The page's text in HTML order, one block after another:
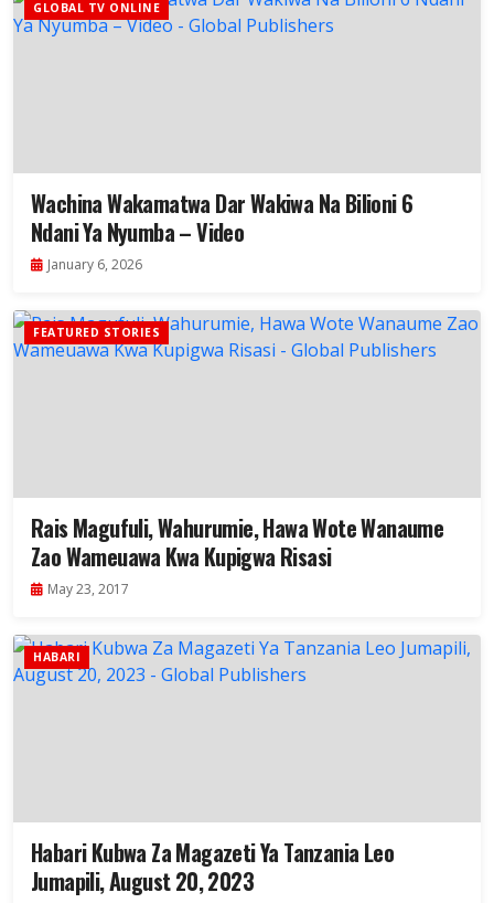
GLOBAL TV ONLINE
Wachina Wakamatwa Dar Wakiwa Na Bilioni 6
Ndani Ya Nyumba – Video
January 6, 2026
FEATURED STORIES
Rais Magufuli, Wahurumie, Hawa Wote Wanaume
Zao Wameuawa Kwa Kupigwa Risasi
May 23, 2017
HABARI
Habari Kubwa Za Magazeti Ya Tanzania Leo
Jumapili, August 20, 2023